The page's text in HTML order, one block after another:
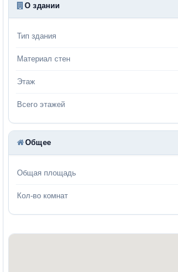
О здании
Тип здания
Материал стен
Этаж
Всего этажей
Общее
Общая площадь
Кол-во комнат